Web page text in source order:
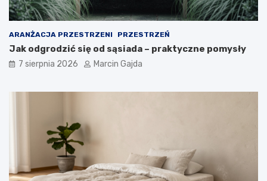
e
w
d
n
i
ą
w
e
o
?
ARANŻACJA PRZESTRZENI PRZESTRZEŃ
Jak odgrodzić się od sąsiada – praktyczne pomysły
7 sierpnia 2026 Marcin Gajda